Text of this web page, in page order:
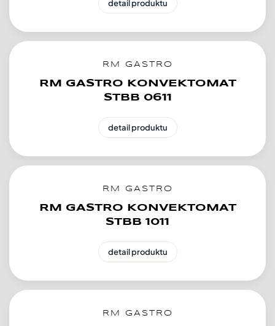
detail produktu
RM GASTRO
RM GASTRO KONVEKTOMAT
STBB 0611
detail produktu
RM GASTRO
RM GASTRO KONVEKTOMAT
STBB 1011
detail produktu
RM GASTRO